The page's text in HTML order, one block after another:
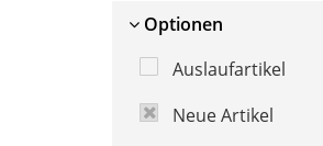
Optionen
Auslaufartikel
Neue Artikel